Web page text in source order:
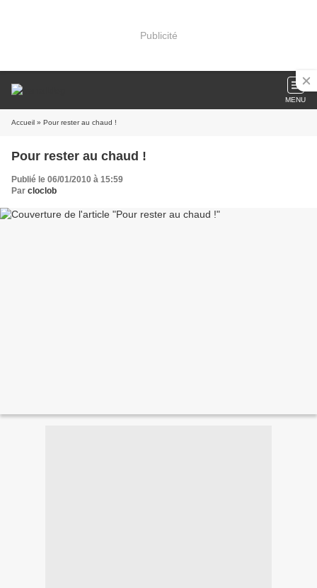
Publicité
MENU
Accueil » Pour rester au chaud !
Pour rester au chaud !
Publié le 06/01/2010 à 15:59
Par cloclob